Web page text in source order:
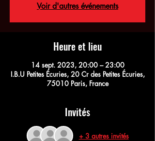
Voir d'autres événements
Heure et lieu
14 sept. 2023, 20:00 – 23:00
I.B.U Petites Écuries, 20 Cr des Petites Écuries,
75010 Paris, France
Invités
+ 3 autres invités